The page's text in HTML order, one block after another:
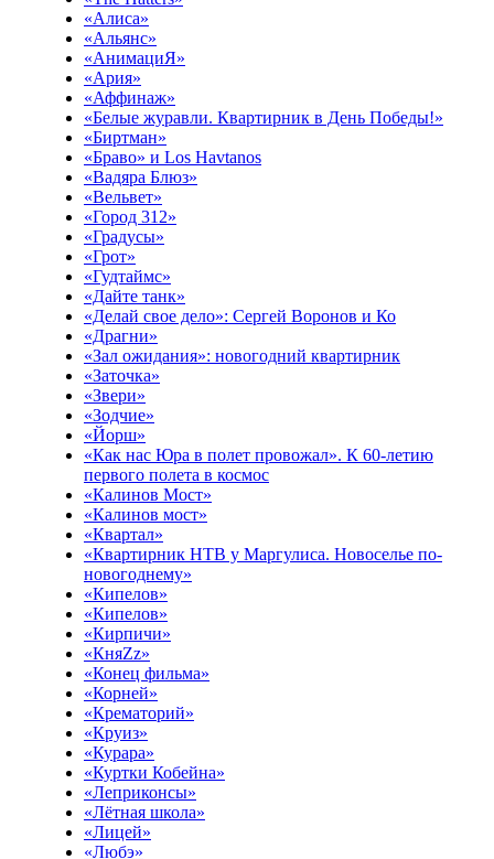
«Алиса»
«Альянс»
«АнимациЯ»
«Ария»
«Аффинаж»
«Белые журавли. Квартирник в День Победы!»
«Биртман»
«Браво» и Los Havtanos
«Вадяра Блюз»
«Вельвет»
«Город 312»
«Градусы»
«Грот»
«Гудтаймс»
«Дайте танк»
«Делай свое дело»: Сергей Воронов и Ко
«Драгни»
«Зал ожидания»: новогодний квартирник
«Заточка»
«Звери»
«Зодчие»
«Йорш»
«Как нас Юра в полет провожал». К 60-летию
первого полета в космос
«Калинов Мост»
«Калинов мост»
«Квартал»
«Квартирник НТВ у Маргулиса. Новоселье по-
новогоднему»
«Кипелов»
«Кипелов»
«Кирпичи»
«КняZz»
«Конец фильма»
«Корней»
«Крематорий»
«Круиз»
«Курара»
«Куртки Кобейна»
«Леприконсы»
«Лётная школа»
«Лицей»
«Любэ»